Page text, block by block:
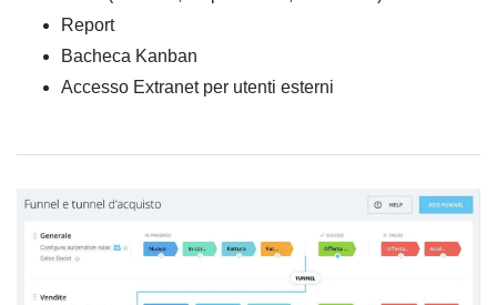
Report
Bacheca Kanban
Accesso Extranet per utenti esterni